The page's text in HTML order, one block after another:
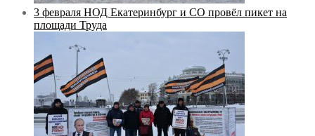
3 февраля НОД Екатеринбург и СО провёл пикет на
площади Труда